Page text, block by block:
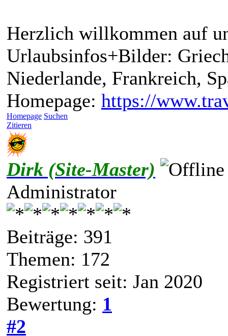
Herzlich willkommen auf
Urlaubsinfos+Bilder:
Niederlande, Frankreich,
Homepage: https://
Homepage Suchen
Zitieren
Dirk (Site-Master)
Administrator
Beiträge: 391
Themen: 172
Registriert seit: Jan 2020
Bewertung: 1
#2